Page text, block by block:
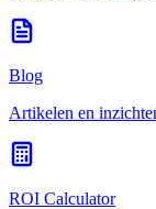
Blog
Artikelen en
ROI Calculator